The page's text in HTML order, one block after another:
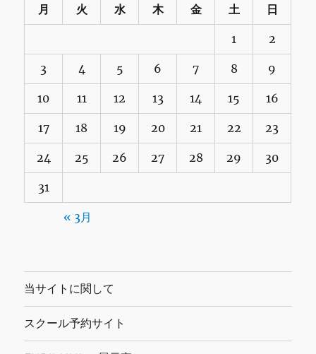
月 火 水 木 金 土 日
1 2
3 4 5 6 7 8 9
10 11 12 13 14 15 16
17 18 19 20 21 22 23
24 25 26 27 28 29 30
31
« 3月
当サイトに関して
スクール予約サイト